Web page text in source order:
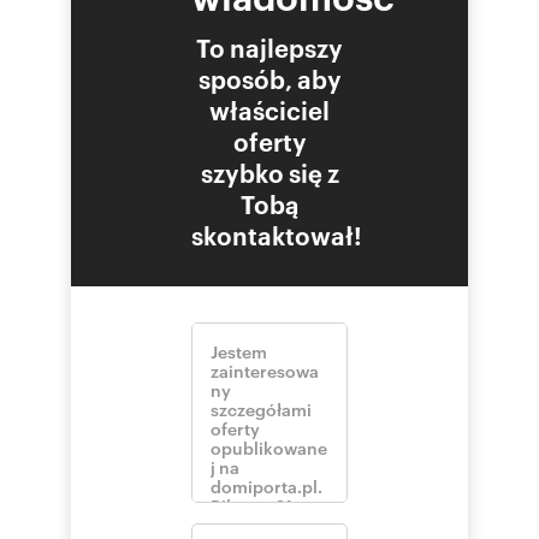
To najlepszy
sposób, aby
właściciel
oferty
szybko się z
Tobą
skontaktował!